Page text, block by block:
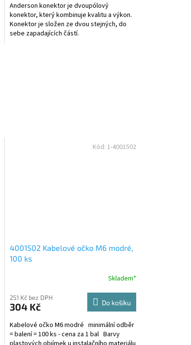
Anderson konektor je dvoupólový
konektor, který kombinuje kvalitu a výkon.
Konektor je složen ze dvou stejných, do
sebe zapadajících částí.
4001502 Kabelové očko M6 modré,
100 ks
Skladem*
251 Kč bez DPH
304 Kč Do košíku
Kabelové očko M6 modré minimální odběr
= balení = 100 ks - cena za 1 bal Barvy
Kód: 1-4001502